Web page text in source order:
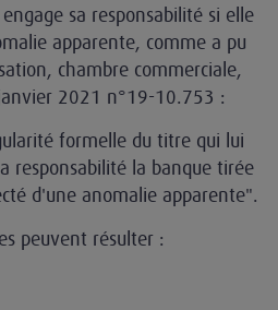
sa responsabilité si elle
apparente, comme a pu
chambre commerciale,
2021 n°19-10.753 :
formelle du titre qui lui
responsabilité la banque tirée
d'une anomalie apparente".
peuvent résulter :